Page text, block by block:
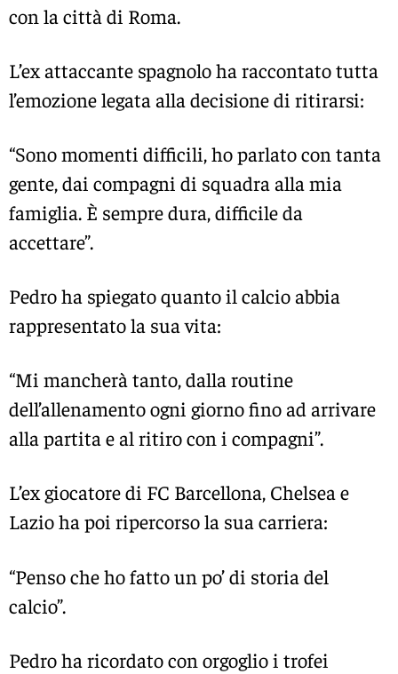
con la città di Roma.
L’ex attaccante spagnolo ha raccontato tutta
l’emozione legata alla decisione di ritirarsi:
“Sono momenti difficili, ho parlato con tanta
gente, dai compagni di squadra alla mia
famiglia. È sempre dura, difficile da
accettare”.
Pedro ha spiegato quanto il calcio abbia
rappresentato la sua vita:
“Mi mancherà tanto, dalla routine
dell’allenamento ogni giorno fino ad arrivare
alla partita e al ritiro con i compagni”.
L’ex giocatore di FC Barcellona, Chelsea e
Lazio ha poi ripercorso la sua carriera:
“Penso che ho fatto un po’ di storia del
calcio”.
Pedro ha ricordato con orgoglio i trofei